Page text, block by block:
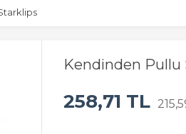
Kendinden Pullu
258,71 TL